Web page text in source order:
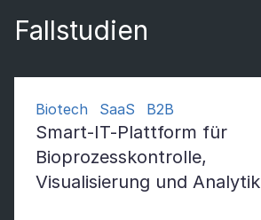
Fallstudien
Biotech SaaS B2B
Smart-IT-Plattform für
Bioprozesskontrolle,
Visualisierung und Analytik